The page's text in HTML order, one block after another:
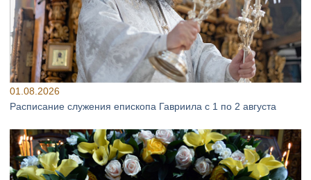
01.08.2026
Расписание служения епископа Гавриила с 1 по 2 августа